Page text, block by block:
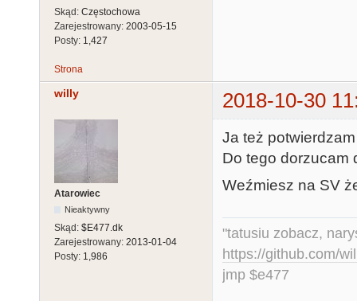
Skąd: Częstochowa
Zarejestrowany: 2003-05-15
Posty: 1,427
Strona
willy 2018-10-30
Atarowiec
Nieaktywny
Skąd: $E477.dk
Zarejestrowany: 2013-01-04
Posty: 1,986
Ja też
Do tego dorzucam
Weźmiesz na SV
"tatusiu zobacz,
https://github.com/
jmp $e477